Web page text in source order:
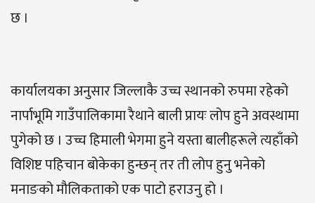
छ ।
कार्यालयका अनुसार जिल्लाकै उच्च स्थानको रुपमा रहेको
नार्पाभूमि गाउँपालिकामा रैथाने बाली प्रायः लोप हुने अवस्थामा
पुगेको छ । उच्च हिमाली भेगमा हुने यस्ता बालीहरूले त्यहाँको
विशिष्ट पहिचान बोकेका हुन्छन् तर ती लोप हुनु भनेको
मनाङको मौलिकताको एक पाटो हराउनु हो ।